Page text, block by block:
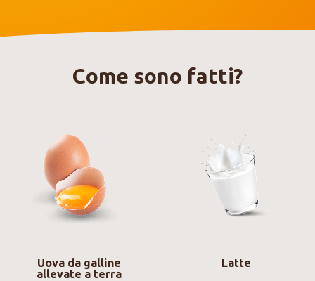
Come sono fatti?
Uova da galline
allevate a terra
Latte